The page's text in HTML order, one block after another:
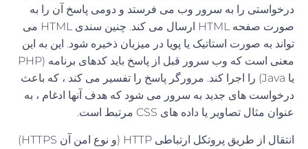
درخواستی را به سرور وب می فرستد و دومی پاسخ آن را به
صورت صفحه HTML ارسال می کند. چنین سندی HTML می
تواند به صورت استاتیک یا پویا در میزبان ذخیره شود. این به این
معنی است که وب سرور قبل از پاسخ باید کدهای برنامه (PHP
یا Java) را اجرا کند. مرورگر پاسخ را تفسیر می کند ، که باعث
درخواست های جدید به سرور می شود که هدف آنها ادغام ، به
عنوان مثال تصاویر یا داده های CSS مرتبط است.
انتقال از طریق پروتکل ارتباطی HTTP (و نوع امن آن HTTPS)